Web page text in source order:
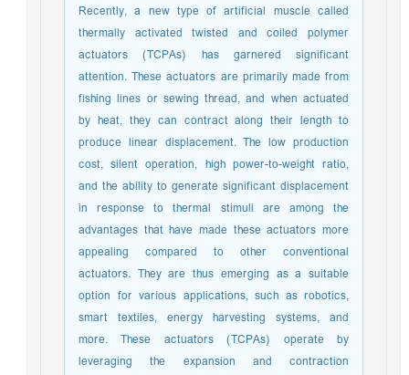
Recently, a new type of artificial muscle called
thermally activated twisted and coiled polymer
actuators (TCPAs) has garnered significant
attention. These actuators are primarily made from
fishing lines or sewing thread, and when actuated
by heat, they can contract along their length to
produce linear displacement. The low production
cost, silent operation, high power-to-weight ratio,
and the ability to generate significant displacement
in response to thermal stimuli are among the
advantages that have made these actuators more
appealing compared to other conventional
actuators. They are thus emerging as a suitable
option for various applications, such as robotics,
smart textiles, energy harvesting systems, and
more. These actuators (TCPAs) operate by
leveraging the expansion and contraction